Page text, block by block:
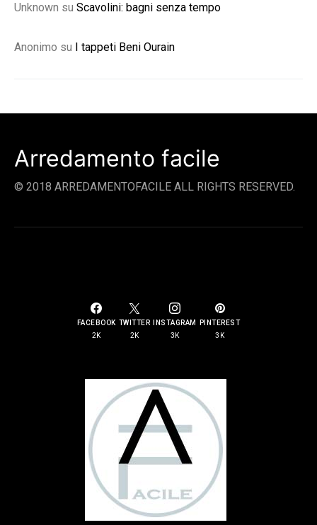
Unknown su Scavolini: bagni senza tempo
Anonimo su I tappeti Beni Ourain
Arredamento facile
© 2018 ARREDAMENTOFACILE ALL RIGHTS RESERVED.
FACEBOOK
2K
TWITTER
2K
INSTAGRAM
3K
PINTEREST
3K